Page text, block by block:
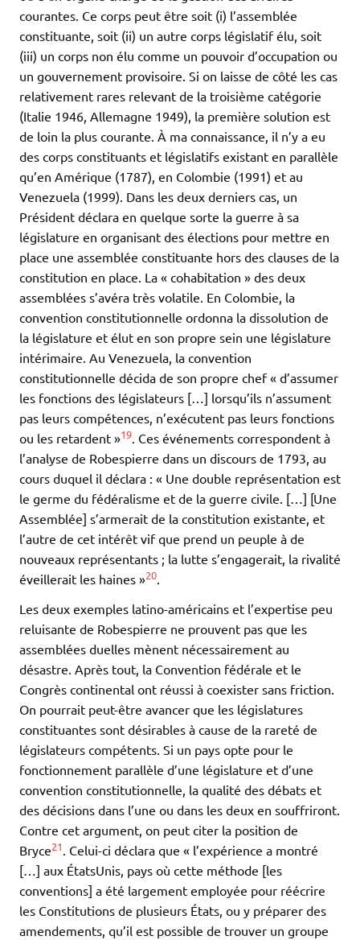
courantes. Ce corps peut être soit (i) l’assemblée
constituante, soit (ii) un autre corps législatif élu, soit
(iii) un corps non élu comme un pouvoir d’occupation ou
un gouvernement provisoire. Si on laisse de côté les cas
relativement rares relevant de la troisième catégorie
(Italie 1946, Allemagne 1949), la première solution est
de loin la plus courante. À ma connaissance, il n’y a eu
des corps constituants et législatifs existant en parallèle
qu’en Amérique (1787), en Colombie (1991) et au
Venezuela (1999). Dans les deux derniers cas, un
Président déclara en quelque sorte la guerre à sa
législature en organisant des élections pour mettre en
place une assemblée constituante hors des clauses de la
constitution en place. La « cohabitation » des deux
assemblées s’avéra très volatile. En Colombie, la
convention constitutionnelle ordonna la dissolution de
la législature et élut en son propre sein une législature
intérimaire. Au Venezuela, la convention
constitutionnelle décida de son propre chef « d’assumer
les fonctions des législateurs […] lorsqu’ils n’assument
pas leurs compétences, n’exécutent pas leurs fonctions
ou les retardent »19. Ces événements correspondent à
l’analyse de Robespierre dans un discours de 1793, au
cours duquel il déclara : « Une double représentation est
le germe du fédéralisme et de la guerre civile. […] [Une
Assemblée] s’armerait de la constitution existante, et
l’autre de cet intérêt vif que prend un peuple à de
nouveaux représentants ; la lutte s’engagerait, la rivalité
éveillerait les haines »20.
Les deux exemples latino-américains et l’expertise peu
reluisante de Robespierre ne prouvent pas que les
assemblées duelles mènent nécessairement au
désastre. Après tout, la Convention fédérale et le
Congrès continental ont réussi à coexister sans friction.
On pourrait peut-être avancer que les législatures
constituantes sont désirables à cause de la rareté de
législateurs compétents. Si un pays opte pour le
fonctionnement parallèle d’une législature et d’une
convention constitutionnelle, la qualité des débats et
des décisions dans l’une ou dans les deux en souffriront.
Contre cet argument, on peut citer la position de
Bryce21. Celui-ci déclara que « l’expérience a montré
[…] aux ÉtatsUnis, pays où cette méthode [les
conventions] a été largement employée pour réécrire
les Constitutions de plusieurs États, ou y préparer des
amendements, qu’il est possible de trouver un groupe